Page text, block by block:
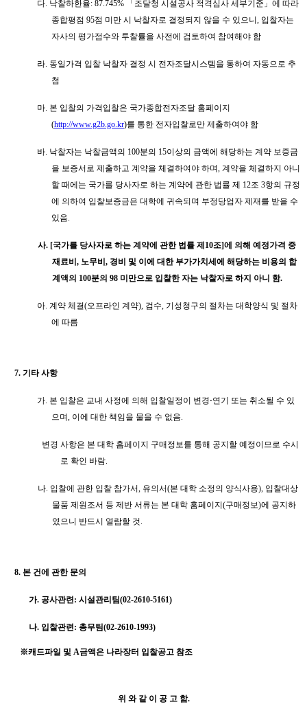
다. 낙찰하한율: 87.745% 「조달청 시설공사 적격심사 세부기준 」에 따라
종합평점 95점 미만 시 낙찰자로 결정되지 않을 수 있으니, 입찰자는
자사의 평가점수와 투찰률을 사전에 검토하여 참여해야 함
라. 동일가격 입찰 낙찰자 결정 시 전자조달시스템을 통하여 자동으로 추
첨
마. 본 입찰의 가격입찰은 국가종합전자조달 홈페이지
(http://www.g2b.go.kr)를 통한 전자입찰로만 제출하여야 함
바. 낙찰자는 낙찰금액의 100분의 15이상의 금액에 해당하는 계약 보증금
을 보증서로 제출하고 계약을 체결하여야 하며, 계약을 체결하지 아니
할 때에는 국가를 당사자로 하는 계약에 관한 법률 제 12조 3항의 규정
에 의하여 입찰보증금은 대학에 귀속되며 부정당업자 제재를 받을 수
있음.
사. [국가를 당사자로 하는 계약에 관한 법률 제10조]에 의해 예정가격 중
재료비, 노무비, 경비 및 이에 대한 부가가치세에 해당하는 비용의 합
계액의 100분의 98 미만으로 입찰한 자는 낙찰자로 하지 아니 함.
아.계약 체결(오프라인 계약), 검수, 기성청구의 절차는 대학양식 및 절차
에 따름
7. 기타 사항
가. 본 입찰은 교내 사정에 의해 입찰일정이 변경⋅연기 또는 취소될 수 있
으며, 이에 대한 책임을 물을 수 없음.
변경 사항은 본 대학 홈페이지 구매정보를 통해 공지할 예정이므로 수시
로 확인 바람.
나. 입찰에 관한 입찰 참가서, 유의서(본 대학 소정의 양식사용), 입찰대상
물품 제원조서 등 제반 서류는 본 대학 홈페이지(구매정보)에 공지하
였으니 반드시 열람할 것.
8. 본 건에 관한 문의
가. 공사관련: 시설관리팀(02-2610-5161)
나. 입찰관련: 총무팀(02-2610-1993)
※캐드파일 및 A금액은 나라장터 입찰공고 참조
위 와 같 이 공 고 함.